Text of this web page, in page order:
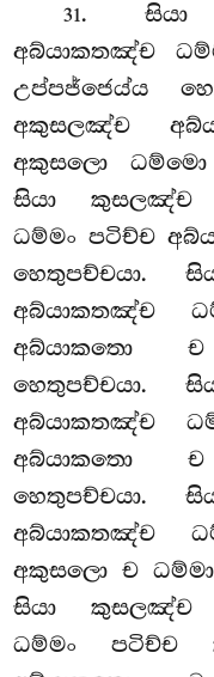
31. සියා
අබ්යාකතඤ්ච
උප්පජ්ජෙය්ය
අකුසලඤ්ච
අකුසලො ධම්මො
සියා කුසලඤ්ච
ධම්මං පටිච්ච
හෙතුපච්චයා.
අබ්යාකතඤ්ච
අබ්යාකතො
හෙතුපච්චයා.
අබ්යාකතඤ්ච
අබ්යාකතො
හෙතුපච්චයා.
අබ්යාකතඤ්ච
අකුසලො ච ධම්මා
සියා කුසලඤ්ච
ධම්මං